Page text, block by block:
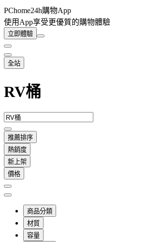
PChome24h購物App
使用App享受更優質的購物體驗
立即體驗
全站
RV桶
推薦排序
熱銷度
新上架
價格
商品分類
材質
容量